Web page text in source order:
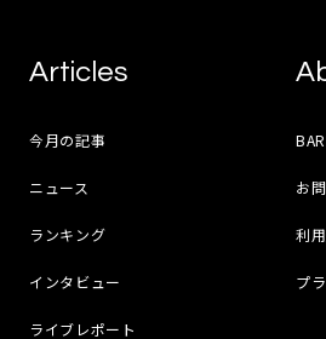
Articles
今月の記事
ニュース
ランキング
インタビュー
ライブレポート
お
利
プ